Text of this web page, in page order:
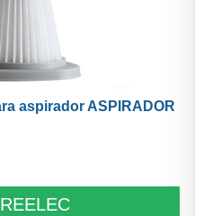
aspirador ASPIRADOR